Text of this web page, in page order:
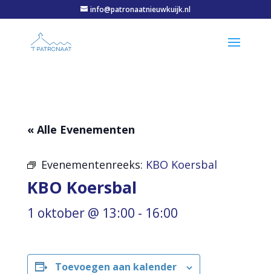
info@patronaatnieuwkuijk.nl
« Alle Evenementen
Evenementenreeks: KBO Koersbal
KBO Koersbal
1 oktober @ 13:00 - 16:00
Toevoegen aan kalender